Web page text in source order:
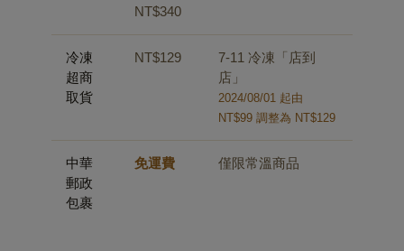
NT$340
冷凍
超商
取貨
NT$129
7-11 冷凍「店到
店」
2024/08/01 起由
NT$99 調整為 NT$129
中華
郵政
包裹
免運費 僅限常溫商品